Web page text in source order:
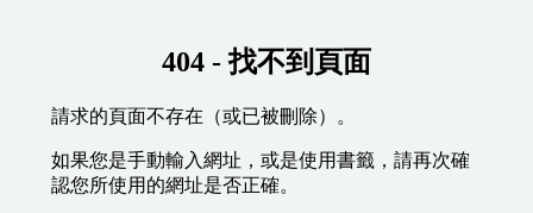
404 - 找不到頁面
請求的頁面不存在（或已被刪除）。
如果您是手動輸入網址，或是使用書籤，請再次確
認您所使用的網址是否正確。